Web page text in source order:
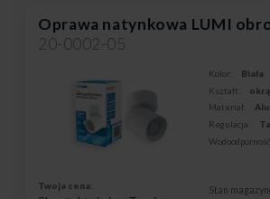
Oprawa natynkowa LUMI
20-0002-05
Kolor:
Biała
Kształt:
Materiał:
Regulacja:
Wodoodporność:
Twoja cena: Stan